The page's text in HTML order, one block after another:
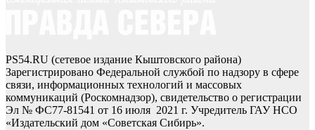
PS54.RU (сетевое издание Кыштовского района)
Зарегистрировано Федеральной службой по надзору в сфере
связи, информационных технологий и массовых
коммуникаций (Роскомнадзор), свидетельство о регистрации
Эл № ФС77-81541 от 16 июля 2021 г. Учредитель ГАУ НСО
«Издательский дом «Советская Сибирь».